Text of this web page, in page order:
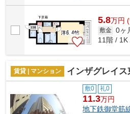
5.8万円
敷金 0ヶ
11階 / 1K
賃貸 | マンション インザグレイス
敷0 礼0
11.3万円
地下鉄御堂筋